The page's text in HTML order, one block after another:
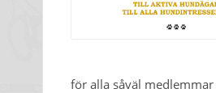
för alla såväl